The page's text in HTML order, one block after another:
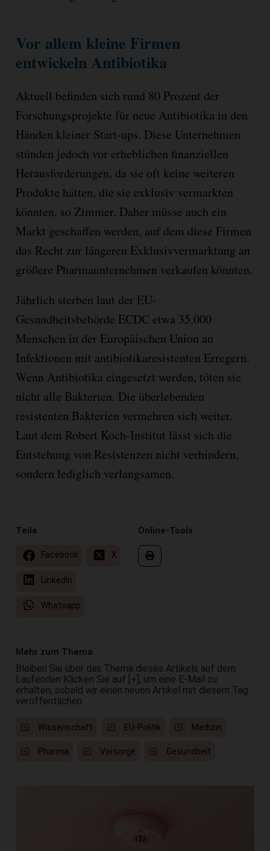
Vor allem kleine Firmen
entwickeln Antibiotika
Aktuell befinden sich rund 80 Prozent der
Forschungsprojekte für neue Antibiotika in den
Händen kleiner Start-ups. Diese Unternehmen
stünden jedoch vor erheblichen finanziellen
Herausforderungen, da sie oft keine weiteren
Produkte hätten, die sie exklusiv vermarkten
könnten, so Zimmer. Daher müsse auch ein
Markt geschaffen werden, auf dem diese Firmen
das Recht zur längeren Exklusivvermarktung an
größere Pharmaunternehmen verkaufen könnten.
Jährlich sterben laut der EU-
Gesundheitsbehörde ECDC etwa 35.000
Menschen in der Europäischen Union an
Infektionen mit antibiotikaresistenten Erregern.
Wenn Antibiotika eingesetzt werden, töten sie
nicht alle Bakterien. Die überlebenden
resistenten Bakterien vermehren sich weiter.
Laut dem Robert Koch-Institut lässt sich die
Entstehung von Resistenzen nicht verhindern,
sondern lediglich verlangsamen.
Online-Tools
Teile
Facebook X
LinkedIn
Whatsapp
Mehr zum Thema
Bleiben Sie über das Thema dieses Artikels auf dem
Laufenden Klicken Sie auf [+], um eine E-Mail zu
erhalten, sobald wir einen neuen Artikel mit diesem Tag
veröffentlichen
Wissenschaft EU-Politik Medizin
Pharma Vorsorge Gesundheit